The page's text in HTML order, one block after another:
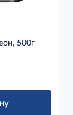
500г